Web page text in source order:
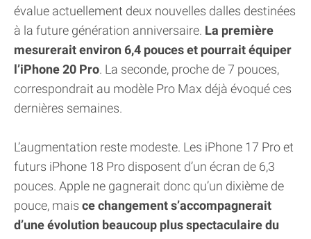
évalue actuellement deux nouvelles dalles destinées
à la future génération anniversaire. La première
mesurerait environ 6,4 pouces et pourrait équiper
l’iPhone 20 Pro. La seconde, proche de 7 pouces,
correspondrait au modèle Pro Max déjà évoqué ces
dernières semaines.
L’augmentation reste modeste. Les iPhone 17 Pro et
futurs iPhone 18 Pro disposent d’un écran de 6,3
pouces. Apple ne gagnerait donc qu’un dixième de
pouce, mais ce changement s’accompagnerait
d’une évolution beaucoup plus spectaculaire du